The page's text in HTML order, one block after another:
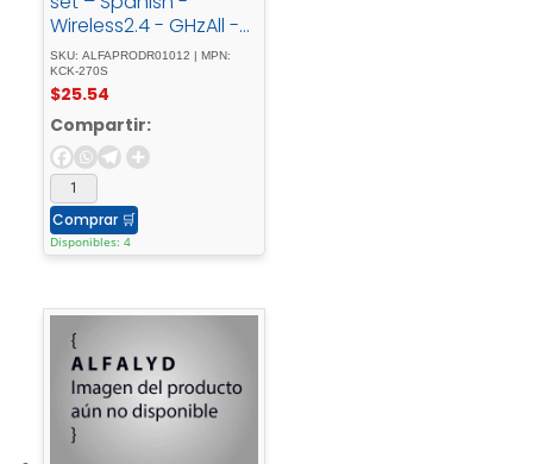
Wireless2.4 - GHzAll -
black
SKU: ALFAPRODR01012 | MPN:
KCK-270S
$25.54
Compartir:
Comprar 🛒
Disponibles: 4